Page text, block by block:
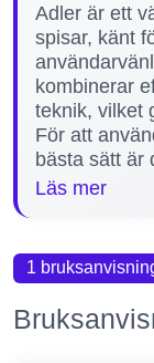
Adler är ett
spisar, känt
kombinerar
teknik, vilket
För att
bästa sätt är
och
erbjuder just
inklusive
hitta rätt
Läs mer
1